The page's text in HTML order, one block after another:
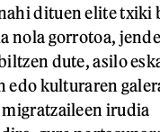
dituen elite txiki
nola gorrotoa,
dute, asilo
edo kulturaren
irudia